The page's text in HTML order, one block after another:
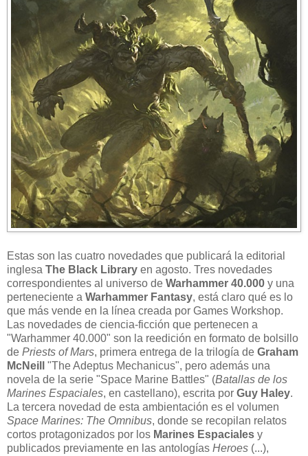
Estas son las cuatro novedades que publicará la editorial
inglesa The Black Library en agosto. Tres novedades
correspondientes al universo de Warhammer 40.000 y una
perteneciente a Warhammer Fantasy, está claro qué es lo
que más vende en la línea creada por Games Workshop.
Las novedades de ciencia-ficción que pertenecen a
"Warhammer 40.000" son la reedición en formato de bolsillo
de Priests of Mars, primera entrega de la trilogía de Graham
McNeill
"The Adeptus Mechanicus", pero además una
novela de la serie "Space Marine Battles" (Batallas de los
Marines Espaciales, en castellano), escrita por Guy Haley.
La tercera novedad de esta ambientación es el volumen
Space Marines: The Omnibus, donde se recopilan relatos
cortos protagonizados por los Marines Espaciales y
publicados previamente en las antologías Heroes (...),